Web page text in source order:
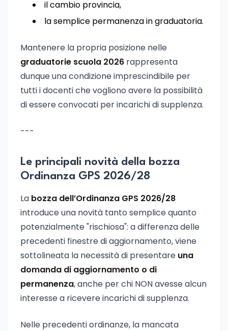
il cambio provincia,
la semplice permanenza in graduatoria.
Mantenere la propria posizione nelle
graduatorie scuola 2026 rappresenta
dunque una condizione imprescindibile per
tutti i docenti che vogliono avere la possibilità
di essere convocati per incarichi di supplenza.
---
Le principali novità della bozza
Ordinanza GPS 2026/28
La bozza dell’Ordinanza GPS 2026/28
introduce una novità tanto semplice quanto
potenzialmente "rischiosa": a differenza delle
precedenti finestre di aggiornamento, viene
sottolineata la necessità di presentare una
domanda di aggiornamento o di
permanenza, anche per chi NON avesse alcun
interesse a ricevere incarichi di supplenza.
Nelle precedenti ordinanze, la mancata